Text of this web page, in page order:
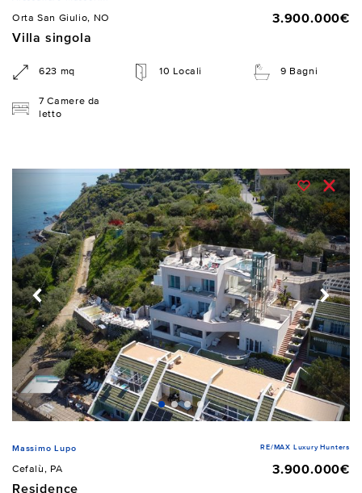
Orta San Giulio, NO
3.900.000€
Villa singola
623 mq 10 Locali 9 Bagni
7 Camere da
letto
Massimo Lupo RE/MAX Luxury Hunters
Cefalù, PA
3.900.000€
Residence